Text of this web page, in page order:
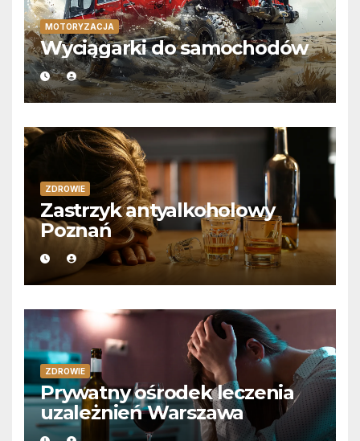
MOTORYZACJA
Wyciągarki do samochodów
ZDROWIE
Zastrzyk antyalkoholowy
Poznań
ZDROWIE
Prywatny ośrodek leczenia
uzależnień Warszawa